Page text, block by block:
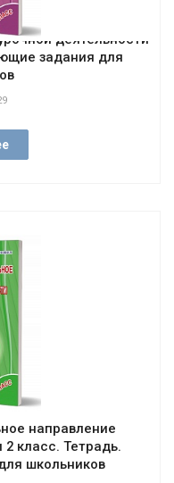
деятельности
задания для
направление
2 класс. Тетрадь.
школьников